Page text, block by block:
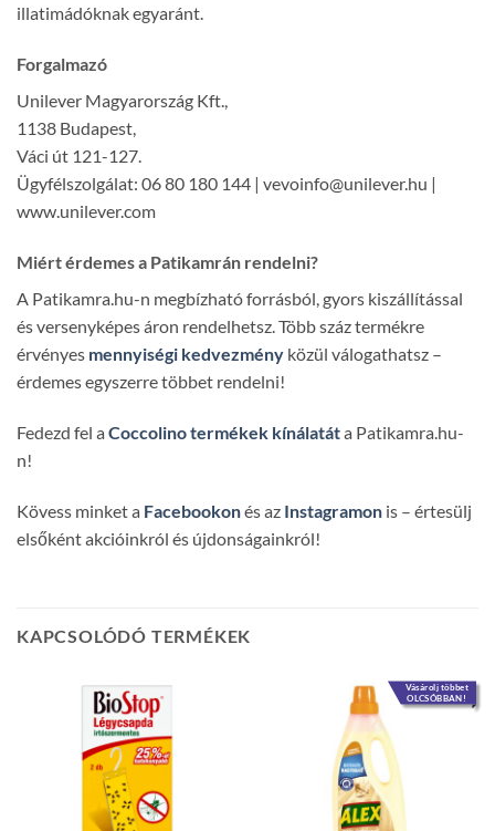
illatimádóknak egyaránt.
Forgalmazó
Unilever Magyarország Kft.,
1138 Budapest,
Váci út 121-127.
Ügyfélszolgálat: 06 80 180 144 | vevoinfo@unilever.hu |
www.unilever.com
Miért érdemes a Patikamrán rendelni?
A Patikamra.hu-n megbízható forrásból, gyors kiszállítással
és versenyképes áron rendelhetsz. Több száz termékre
érvényes mennyiségi kedvezmény közül válogathatsz –
érdemes egyszerre többet rendelni!
Fedezd fel a Coccolino termékek kínálatáta Patikamra.hu-
n!
Kövess minket a Facebookonés az Instagramon is – értesülj
elsőként akcióinkról és újdonságainkról!
KAPCSOLÓDÓ TERMÉKEK
Vásárolj többet
OLCSÓBBAN!